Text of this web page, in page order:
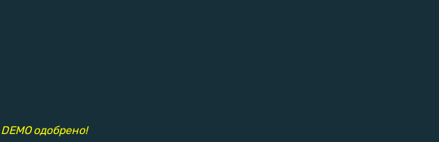
DEMO одобрено!